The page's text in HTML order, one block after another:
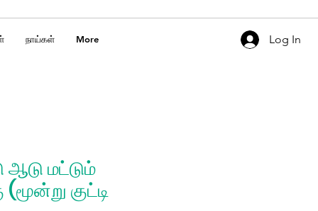
நாய்கள் More Log In
ஆடு மட்டும்
குட்டி